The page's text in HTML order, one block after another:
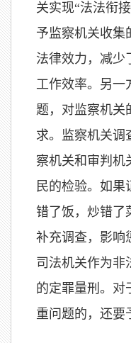
关实现“法法衔
予监察机关收集
法律效力，减少
工作效率。另一
题，对监察机关
求。监察机关调
察机关和审判机
民的检验。如果
错了饭，炒错了
补充调查，影响
司法机关作为非
的定罪量刑。对
重问题的，还要